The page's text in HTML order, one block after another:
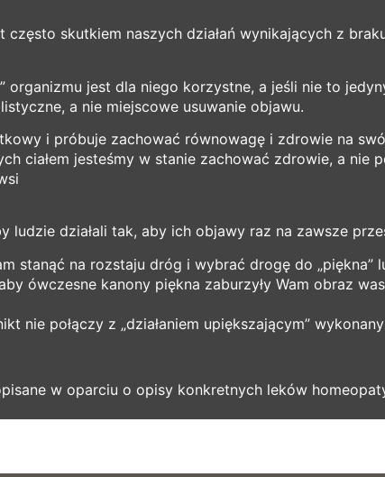
często skutkiem naszych działań wynikających z
organizmu jest dla niego korzystne, a jeśli nie to
a nie miejscowe usuwanie objawu.
i próbuje zachować równowagę i zdrowie na
ciałem jesteśmy w stanie zachować zdrowie, a nie
ludzie działali tak, aby ich objawy raz na zawsze
stanąć na rozstaju dróg i wybrać drogę do „piękna”
ówczesne kanony piękna zaburzyły Wam obraz
nie połączy z „działaniem upiększającym”
w oparciu o opisy konkretnych leków